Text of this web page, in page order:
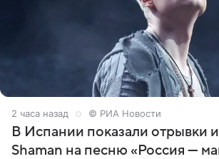
2 часа назад © РИА Новости
В Испании показали отрывки
Shaman на песню «Россия —